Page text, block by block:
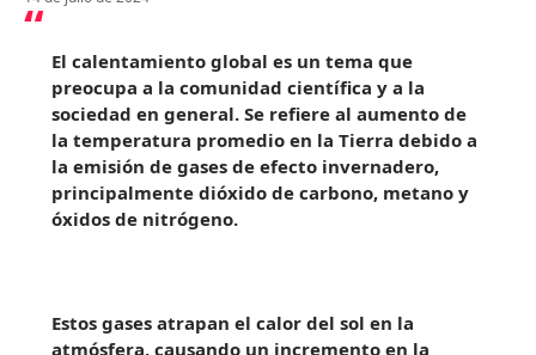
El calentamiento global es un tema que
preocupa a la comunidad científica y a la
sociedad en general. Se refiere al aumento de
la temperatura promedio en la Tierra debido a
la emisión de gases de efecto invernadero,
principalmente dióxido de carbono, metano y
óxidos de nitrógeno.
Estos gases atrapan el calor del sol en la
atmósfera, causando un incremento en la